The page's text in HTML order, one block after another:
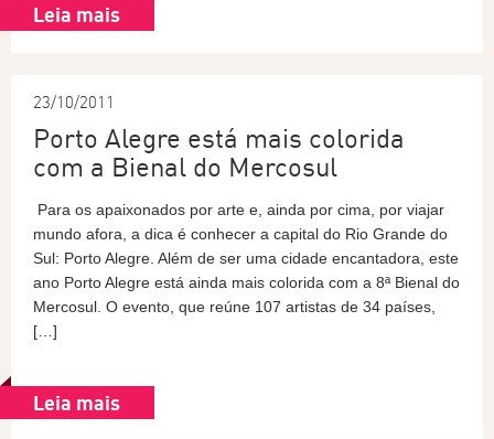
Leia mais
23/10/2011
Porto Alegre está mais colorida
com a Bienal do Mercosul
Para os apaixonados por arte e, ainda por cima, por viajar
mundo afora, a dica é conhecer a capital do Rio Grande do
Sul: Porto Alegre. Além de ser uma cidade encantadora, este
ano Porto Alegre está ainda mais colorida com a 8ª Bienal do
Mercosul. O evento, que reúne 107 artistas de 34 países,
[…]
Leia mais